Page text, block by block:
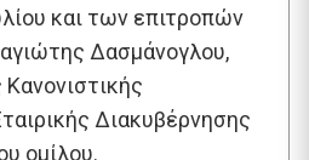
και των επιτροπών
Δασμάνογλου,
Διακυβέρνησης
ομίλου.